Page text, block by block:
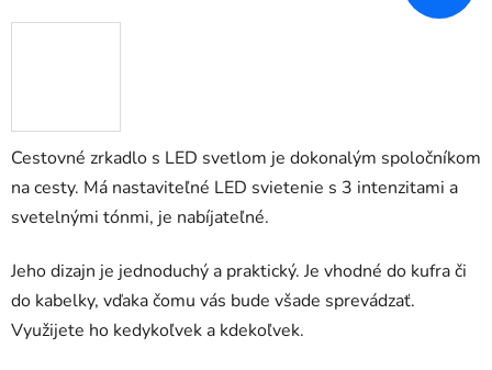
Cestovné zrkadlo s LED svetlom je dokonalým spoločníkom
na cesty. Má nastaviteľné LED svietenie s 3 intenzitami a
svetelnými tónmi, je nabíjateľné.
Jeho dizajn je jednoduchý a praktický. Je vhodné do kufra či
do kabelky, vďaka čomu vás bude všade sprevádzať.
Využijete ho kedykoľvek a kdekoľvek.